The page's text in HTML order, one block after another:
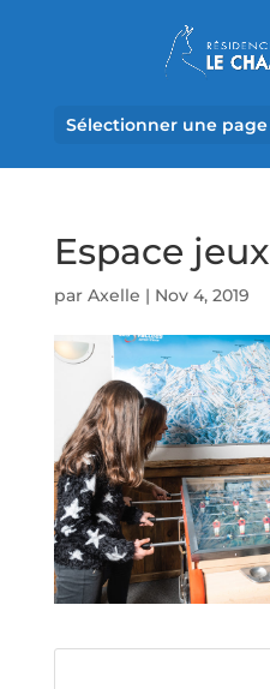
Sélectionner une page
Espace jeux
par Axelle | Nov 4, 2019